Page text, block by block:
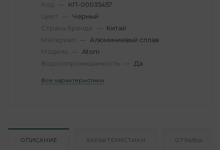
Код — КП-00035457
Цвет — Черный
Страна бренда — Китай
Материал — Алюминиевый сплав
Модель — Atom
Водонепроницаемость — Да
Все характеристики
ОПИСАНИЕ ХАРАКТЕРИСТИКИ ОТЗЫВЫ